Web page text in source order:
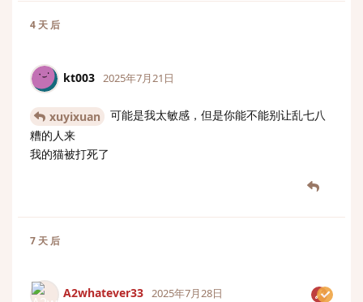
4 天 后
kt003 2025年7月21日
xuyixuan
可能是我太敏感，但是你能不能别让乱七八
糟的人来
我的猫被打死了
7 天 后
A2whatever33 2025年7月28日